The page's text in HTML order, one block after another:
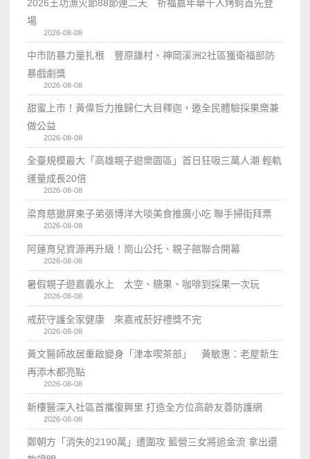
2026王功漁火節88節連二天 祈福嘉年華千人烤蚵首先登
場
2026-08-08
中市防暴力量扎根 豐原鎌村、神岡溪洲2社區獲衛福部防
暴戲劇獎
2026-08-08
甜蜜上市！黃偉哲力推歸仁大目釋迦，邀全民體驗採果樂兼
做公益
2026-08-08
全臺規模最大「高雄親子遊樂園區」首日狂吸三萬人潮 輕軌
運量成長20倍
2026-08-08
梁育慈邀屏東子弟張博洋大啖美食推廣小吃 聯手掃街拜票
2026-08-08
阿蓮育兒資源再升級！崗山公托、親子館聯合開幕
2026-08-08
暑假親子遊嘉義水上 太空、糖果、咖啡到採果一次玩
2026-08-08
戒菸守護全家健康 來嘉戒菸好禮獎不完
2026-08-08
黃文醫師故居重啟變身「津本喫茶部」 黃敏惠：老屋新生
再添木都亮點
2026-08-08
新樓醫深入社區首攜復興里 打造全方位高齡友善防護網
2026-08-08
鄭朝方「消失的2190萬」遭圍攻 藍營三女將追金流 拿出還